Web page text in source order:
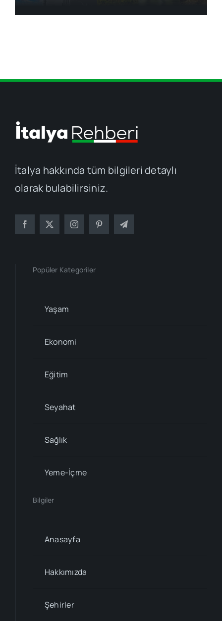
İtalya hakkında tüm bilgileri detaylı
olarak bulabilirsiniz.
Popüler Kategoriler
Yaşam
Ekonomi
Eğitim
Seyahat
Sağlık
Yeme-İçme
Bilgiler
Anasayfa
Hakkımızda
Şehirler